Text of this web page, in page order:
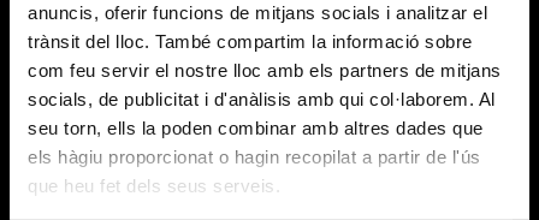
anuncis, oferir funcions de mitjans socials i analitzar el
trànsit del lloc. També compartim la informació sobre
com feu servir el nostre lloc amb els partners de mitjans
socials, de publicitat i d'anàlisis amb qui col·laborem. Al
seu torn, ells la poden combinar amb altres dades que
els hàgiu proporcionat o hagin recopilat a partir de l'ús
que heu fet dels seus serveis.
RGB CORP
INFORMACIÓ BÀSICA SOBRE EL TRACTAMENT DE DADES
(Reglament (UE) 2016/679)
DEL
TRACTAMENT
Us informem que Layers of reality, SL amb domicili al
CarrerBadajoz, 38 – 40, Barcelona, 08005, és l’entitat
personals.